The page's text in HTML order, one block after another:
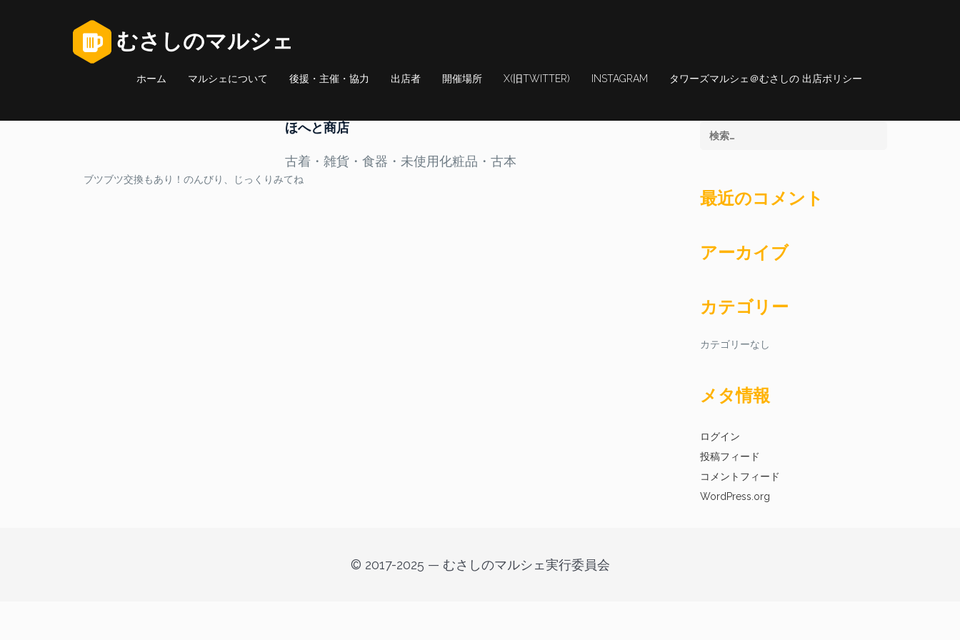
むさしのマルシェ
ホーム マルシェについて 後援・主催・協力 出店者 開催場所 X(旧TWITTER) INSTAGRAM タワーズマルシェ＠むさしの 出店ポリシー
ほへと商店
古着・雑貨・食器・未使用化粧品・古本
ブツブツ交換もあり！のんびり、じっくりみてね
最近のコメント
アーカイブ
カテゴリー
カテゴリーなし
メタ情報
ログイン
投稿フィード
コメントフィード
WordPress.org
© 2017-2025 — むさしのマルシェ実行委員会